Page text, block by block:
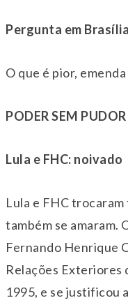
Pergunta em Brasília
O que é pior,
PODER SEM PUDOR
Lula e FHC: noivado
Lula e FHC trocaram
também se amaram.
Fernando Henrique
Relações Exteriores
1995, e se justificou